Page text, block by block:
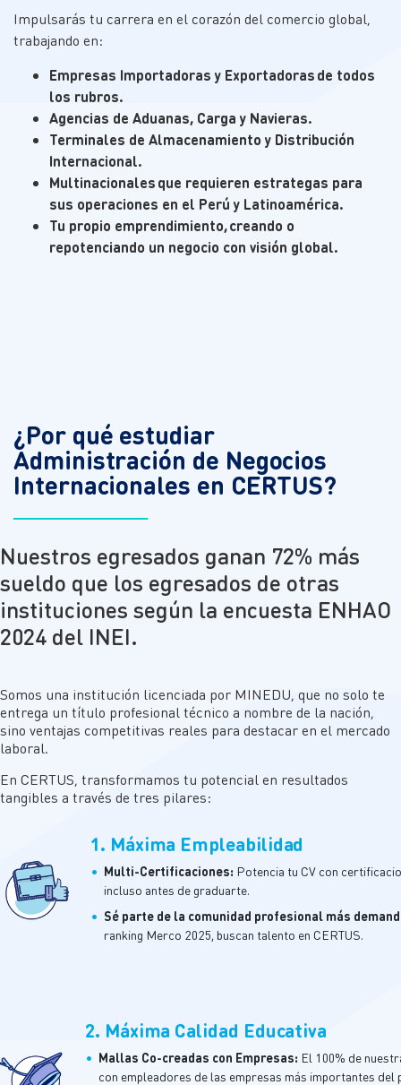
Impulsarás tu carrera en el corazón del comercio global,
trabajando en:
Empresas Importadoras y Exportadoras de todos
los rubros.
Agencias de Aduanas, Carga y Navieras.
Terminales de Almacenamiento y Distribución
Internacional.
Multinacionales que requieren estrategas para
sus operaciones en el Perú y Latinoamérica.
Tu propio emprendimiento, creando o
repotenciando un negocio con visión global.
¿Por qué estudiar
Administración de Negocios
Internacionales en CERTUS?
Nuestros egresados ganan 72% más
sueldo que los egresados de otras
instituciones según la encuesta ENHAO
2024 del INEI.
Somos una institución licenciada por MINEDU, que no solo te
entrega un título profesional técnico a nombre de la nación,
sino ventajas competitivas reales para destacar en el mercado
laboral.
En CERTUS, transformamos tu potencial en resultados
tangibles a través de tres pilares:
1. Máxima Empleabilidad
• Multi-Certificaciones: Potencia tu CV con
incluso antes de graduarte.
• Sé parte de la comunidad profesional más
ranking Merco 2025, buscan talento en CERTUS.
2. Máxima Calidad Educativa
• Mallas Co-creadas con Empresas: El 100% de
con empleadores de las empresas más importantes del